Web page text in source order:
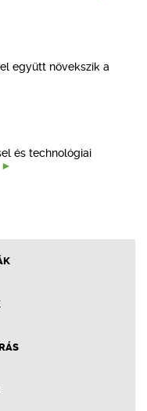
együtt növekszik a
és technológiai